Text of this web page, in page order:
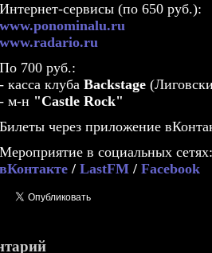
Интернет-сервисы (по 650 руб.):
www.ponominalu.ru
www.radario.ru
По 700 руб.:
- касса клуба Backstage
- м-н "Castle Rock"
Билеты через приложение
Мероприятие в социальных сетях:
вКонтакте/ LastFM/ Facebook